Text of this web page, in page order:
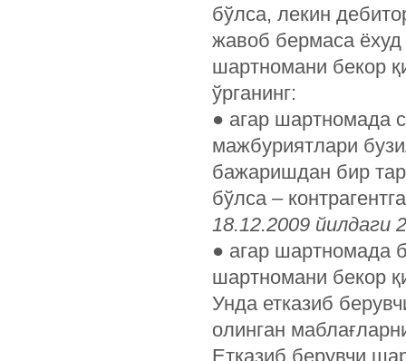
бўлса, лекин
жавоб бермаса ёхуд
шартномани бекор
ўрганинг:
● агар шартномада
мажбуриятлари
бажаришдан бир
бўлса –
18.12.2009 йилдаги
● агар шартномада
шартномани бекор
Унда етказиб
олинган
Етказиб берувчи